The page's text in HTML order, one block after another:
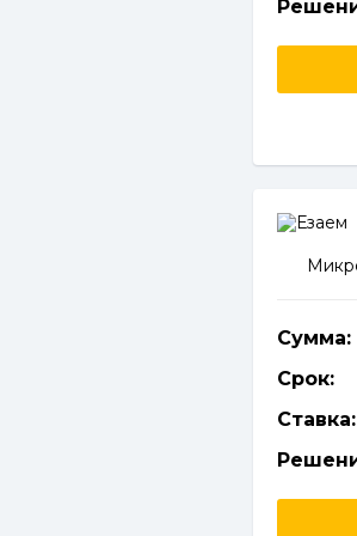
Сумма:
Срок:
Ставка: